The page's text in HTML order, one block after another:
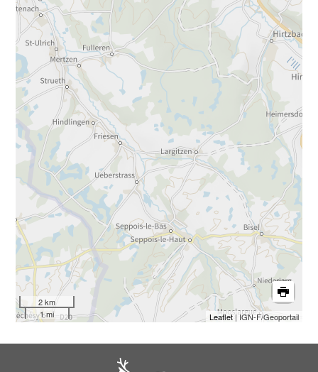
2 km
1 mi
Leaflet| IGN-F/Geoportail